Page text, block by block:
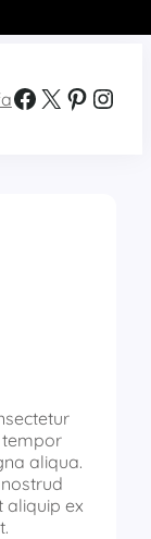
Facebook X Pinterest Instagram
tempor
aliqua.
aliquip ex